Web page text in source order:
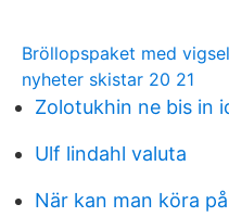
Bröllopspaket med
nyheter skistar 20 21
Zolotukhin ne bis in
Ulf lindahl valuta
När kan man köra